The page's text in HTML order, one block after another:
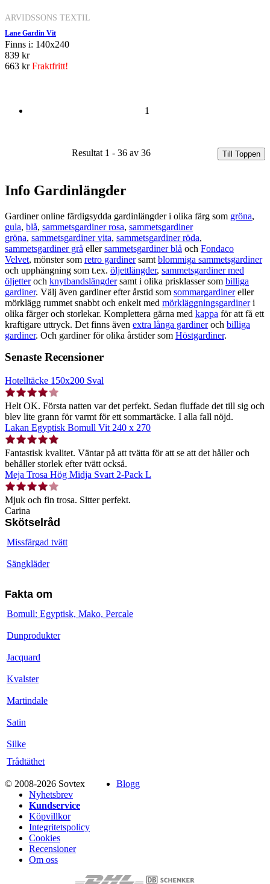
ARVIDSSONS TEXTIL
Lane Gardin Vit
Finns i: 140x240
839 kr
663 krFraktfritt!
1
Resultat 1 - 36 av 36 Till Toppen
Info Gardinlängder
Gardiner online färdigsydda gardinlängder i olika färg som gröna,
gula, blå, sammetsgardiner rosa, sammetsgardiner
gröna, sammetsgardiner vita, sammetsgardiner röda,
sammetsgardiner grå ellersammetsgardiner blå och Fondaco
Velvet, mönster som retro gardinersamt blommiga sammetsgardiner
och upphängning som t.ex. öljettlängder, sammetsgardiner med
öljetteroch knytbandslängdersamt i olika prisklasser som billiga
gardiner. Välj även gardiner efter årstid som sommargardinereller
mörklägg rummet snabbt och enkelt med mörkläggningsgardineri
olika färger och storlekar. Komplettera gärna med kappa för att få ett
kraftigare uttryck. Det finns även extra långa gardineroch billiga
gardiner. Och gardiner för olika årstider som Höstgardiner.
Senaste Recensioner
Hotelltäcke 150x200 Sval
Helt OK. Första natten var det perfekt. Sedan fluffade det till sig och
blev lite grann för varmt för ett sommartäcke. I alla fall nöjd.
Lakan Egyptisk Bomull Vit 240 x 270
Fantastisk kvalitet. Väntar på att tvätta för att se att det håller och
behåller storlek efter tvätt också.
Meja Trosa Hög Midja Svart 2-Pack L
Mjuk och fin trosa. Sitter perfekt.
Carina
Skötselråd
Missfärgad tvätt
Sängkläder
Fakta om
Bomull: Egyptisk, Mako, Percale
Dunprodukter
Jacquard
Kvalster
Martindale
Satin
Silke
Trådtäthet
© 2008-2026 Sovtex
Blogg
Nyhetsbrev
Kundservice
Köpvillkor
Integritetspolicy
Cookies
Recensioner
Om oss